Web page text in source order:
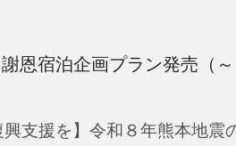
宿泊企画プラン発売（～
支援を】令和８年熊本地震